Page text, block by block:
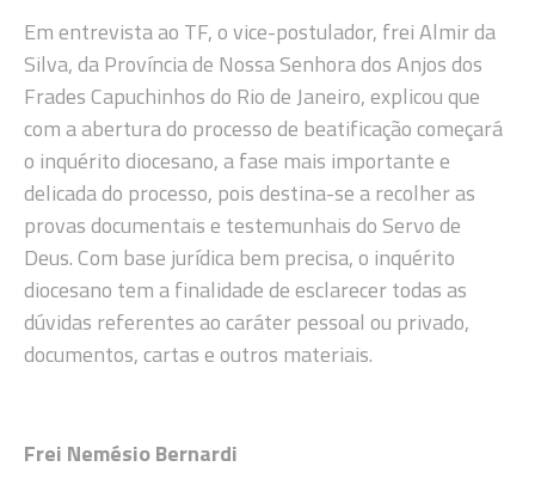
Em entrevista ao TF, o vice-postulador, frei Almir da
Silva, da Província de Nossa Senhora dos Anjos dos
Frades Capuchinhos do Rio de Janeiro, explicou que
com a abertura do processo de beatificação começará
o inquérito diocesano, a fase mais importante e
delicada do processo, pois destina-se a recolher as
provas documentais e testemunhais do Servo de
Deus. Com base jurídica bem precisa, o inquérito
diocesano tem a finalidade de esclarecer todas as
dúvidas referentes ao caráter pessoal ou privado,
documentos, cartas e outros materiais.
Frei Nemésio Bernardi